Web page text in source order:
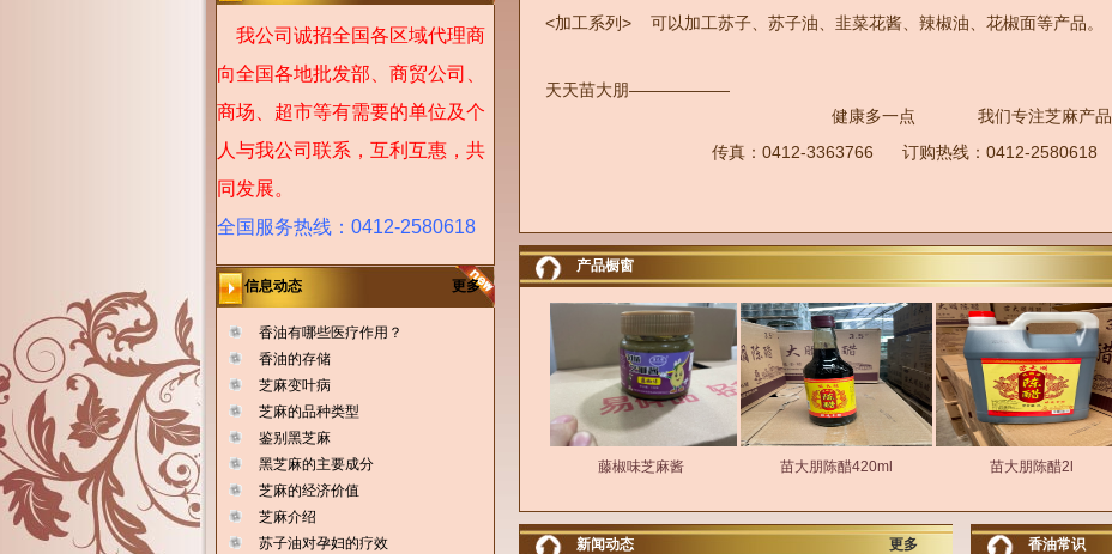
我公司诚招全国各区域代理商
向全国各地批发部、商贸公司、
商场、超市等有需要的单位及个
人与我公司联系，互利互惠，共
同发展。
全国服务热线：0412-2580618
更多
信息动态
香油有哪些医疗作用？
香油的存储
芝麻变叶病
芝麻的品种类型
鉴别黑芝麻
黑芝麻的主要成分
芝麻的经济价值
芝麻介绍
苏子油对孕妇的疗效
<加工系列> 可以加工苏子、苏子油、韭菜花酱、辣椒油、花椒面等产品。
天天苗大朋——————
健康多一点 我们专注芝麻产品
传真：0412-3363766 订购热线：0412-2580618
产品橱窗
香辣味芝麻酱 风味芝麻酱 藤椒味芝麻酱 苗大朋陈醋420ml 苗大朋陈醋2l
更多
新闻动态 香油常识